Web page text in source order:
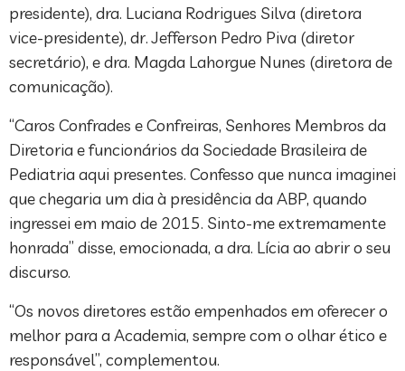
presidente), dra. Luciana Rodrigues Silva (diretora
vice-presidente), dr. Jefferson Pedro Piva (diretor
secretário), e dra. Magda Lahorgue Nunes (diretora de
comunicação).
“Caros Confrades e Confreiras, Senhores Membros da
Diretoria e funcionários da Sociedade Brasileira de
Pediatria aqui presentes. Confesso que nunca imaginei
que chegaria um dia à presidência da ABP, quando
ingressei em maio de 2015. Sinto-me extremamente
honrada” disse, emocionada, a dra. Lícia ao abrir o seu
discurso.
“Os novos diretores estão empenhados em oferecer o
melhor para a Academia, sempre com o olhar ético e
responsável”, complementou.